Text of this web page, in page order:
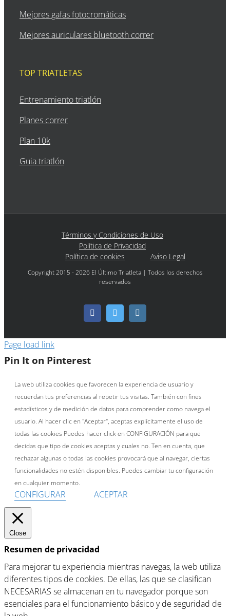
Mejores gafas fotocromáticas
Mejores auriculares bluetooth correr
TOP TRIATLETAS
Entrenamiento triatlón
Planes correr
Plan 10k
Guia triatlón
Términos y Condiciones de Uso
Política de Privacidad
Política de cookies
Aviso Legal
Copyright 2015 - 2026 El Último Triatleta | Todos los derechos
reservados
FacebookTwitter
Page load link
Pin It on Pinterest
La web utiliza cookies que favorecen la experiencia de usuario y
recuerdan tus preferencias al repetir tus visitas. También con fines
estadísticos y de medición de datos para comprender como navega el
usuario. Al hacer clic en "Aceptar", aceptas explícitamente el uso de
todas las cookies Puedes hacer click en CONFIGURACIÓN para que
decidas que tipo de cookies aceptas y cuales no. Ten en cuenta, que
rechazar algunas o todas las cookies provocará que al navegar, ciertas
funcionalidades no estén disponibles. Puedes cambiar tu configuración
en cualquier momento.
CONFIGURAR ACEPTAR
Close
Resumen de privacidad
Para mejorar tu experiencia mientras navegas, la web utiliza
diferentes tipos de cookies. De ellas, las que se clasifican
NECESARIAS se almacenan en tu navegador porque son
esenciales para el funcionamiento básico y de seguridad de